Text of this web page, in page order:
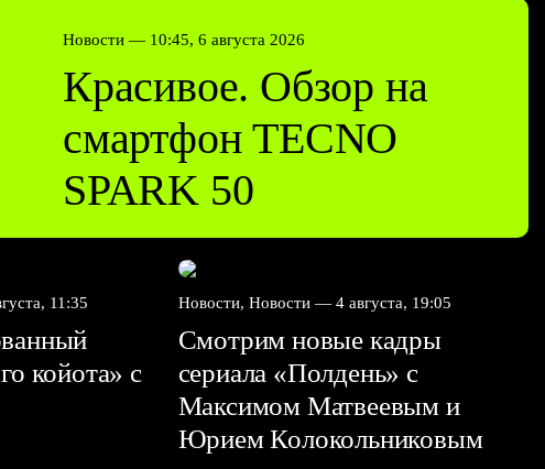
Новости — 10:45, 6 августа 2026
Красивое. Обзор на
смартфон TECNO
SPARK 50
11:35
койота» с
Новости, Новости — 4 августа, 19:05
Смотрим новые кадры
сериала «Полдень» с
Максимом Матвеевым и
Юрием Колокольниковым